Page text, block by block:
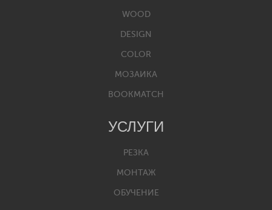
WOOD
DESIGN
COLOR
МОЗАИКА
BOOKMATCH
УСЛУГИ
РЕЗКА
МОНТАЖ
ОБУЧЕНИЕ